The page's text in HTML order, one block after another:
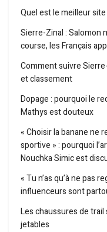
Quel est le meilleur
Sierre-Zinal : Salomon
course, les Français
Comment suivre
et classement
Dopage : pourquoi le
Mathys est douteux
« Choisir la banane ne
sportive » : pourquoi
Nouchka Simic est
« Tu n’as qu’à ne pas
influenceurs sont
Les chaussures de
jetables